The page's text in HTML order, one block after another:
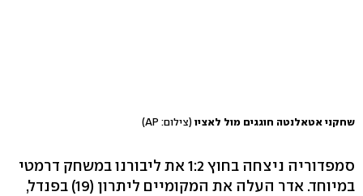
שחקני אטאלנטה חוגגים מול לאציו (צילום: AP)
סמפדוריה ניצחה בחוץ 1:2 את ליבורנו במשחק דרמטי
במיוחד. אדר העלה את המקומיים ליתרון (19) בפנדל,